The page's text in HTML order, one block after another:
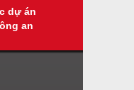
dự án
an